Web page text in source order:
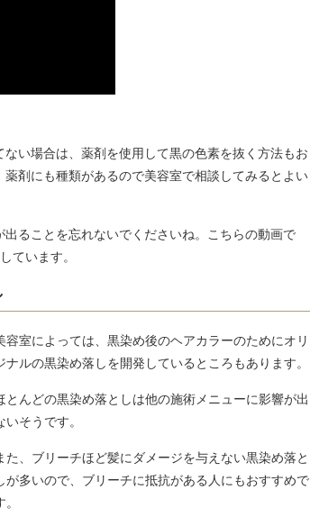
い場合は、薬剤を使用して黒の色素を抜く方法もお
剤にも種類があるので美容室で相談してみるとよい
ることを忘れないでくださいね。こちらの動画で
ています。
容室によっては、黒染め後のヘアカラーのためにオリ
ナルの黒染め落しを開発しているところもあります。
とんどの黒染め落としは他の施術メニューに影響が出
いそうです。
た、ブリーチほど髪にダメージを与えない黒染め落と
が多いので、ブリーチに抵抗がある人にもおすすめで
。